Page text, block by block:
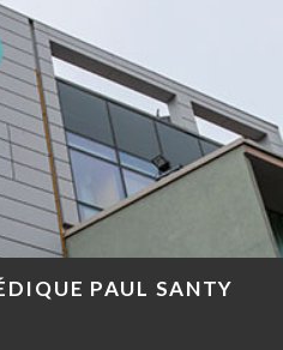
PAUL SANTY